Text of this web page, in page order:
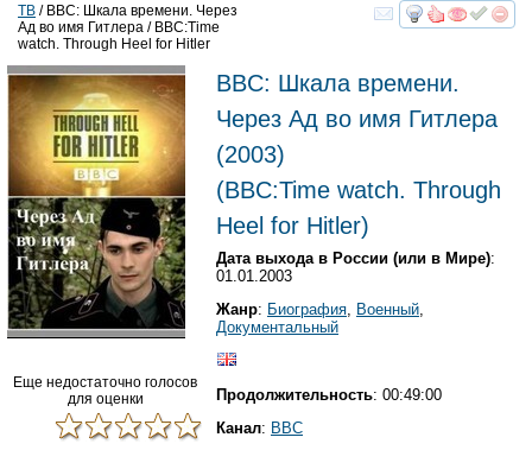
смотреть
ТВ / BBC: Шкала времени. Через
Ад во имя Гитлера / BBC:Time
watch. Through Heel for Hitler
Еще недостаточно голосов
для оценки
BBC: Шкала времени.
Через Ад во имя Гитлера
(2003)
(BBC:Time watch. Through
Heel for Hitler)
Дата выхода в России (или в Мире):
01.01.2003
Жанр: Биография Военный
Документальный
Продолжительность: 00:49:00
Канал: BBC